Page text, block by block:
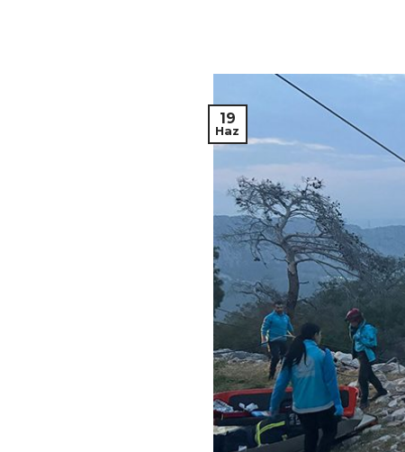
19
Haz